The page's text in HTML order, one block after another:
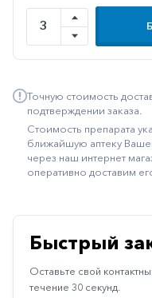
Климактерические
Метаболизм
Наружные
средства
Неврологические
Офтальмология
Паркинсон
Точную стоимость
подтверждении заказа.
Стоимость препарата
ближайшую аптеку
через наш интернет
оперативно доставим
Быстрый
Оставьте свой
течение 30 секунд.